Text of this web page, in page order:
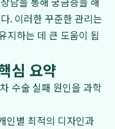
. 이러한 꾸준한 관리는
지하는 데 큰 도움이 됩
심 요약
수술 실패 원인을 과학
인별 최적의 디자인과